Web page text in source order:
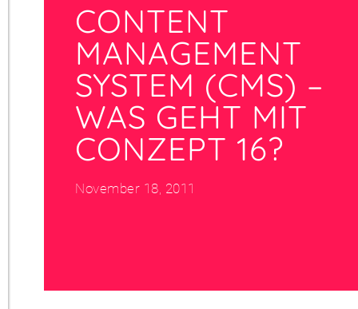
CONTENT
MANAGEMENT
SYSTEM (CMS) –
WAS GEHT MIT
CONZEPT 16?
November 18, 2011